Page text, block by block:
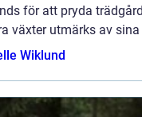
för att pryda
växter utmärks av
Wiklund